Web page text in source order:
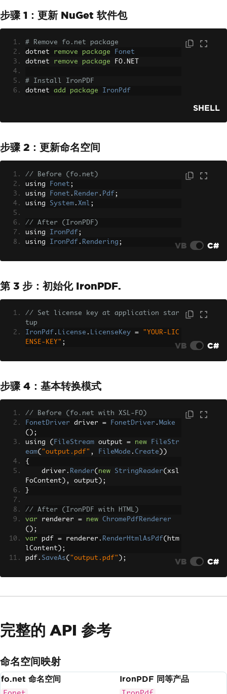
步骤 1：更新 NuGet 软件包
# Remove fo.net package
dotnet remove package
Fonet
dotnet remove package FO . NET
# Install IronPDF
dotnet add package IronPdf
SHELL
步骤 2：更新命名空间
// Before (fo.net)
using
Fonet ;
using
Fonet . Render . Pdf ;
using System . Xml ;
// After (IronPDF)
using IronPdf ;
using IronPdf . Rendering ; VB C#
第 3 步：初始化 IronPDF.
// Set license key at application star
tup
IronPdf . License . LicenseKey =
"YOUR-LIC
ENSE-KEY" ; VB C#
步骤 4：基本转换模式
// Before (fo.net with XSL-FO)
FonetDriver driver = FonetDriver . Make
();
using ( FileStream output = new
FileStr
eam( "output.pdf" , FileMode . Create ))
{
    driver
. Render( new StringReader( xsl
FoContent ), output );
}
// After (IronPDF with HTML)
var renderer = new
ChromePdfRenderer
();
var pdf = renderer . RenderHtmlAsPdf( htm
lContent );
pdf . SaveAs( "output.pdf" ); VB C#
完整的 API 参考
命名空间映射
fo.net 命名空间 IronPDF 同等产品